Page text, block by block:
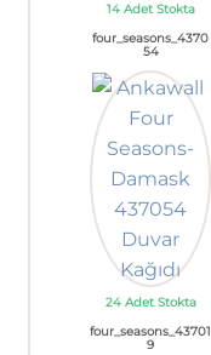
14 Adet Stokta
four_seasons_4370
54
24 Adet Stokta
four_seasons_43701
9